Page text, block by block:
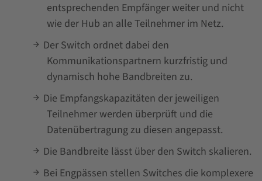
entsprechenden Empfänger weiter und nicht
wie der Hub an alle Teilnehmer im Netz.
Der Switch ordnet dabei den
Kommunikationspartnern kurzfristig und
dynamisch hohe Bandbreiten zu.
Die Empfangskapazitäten der jeweiligen
Teilnehmer werden überprüft und die
Datenübertragung zu diesen angepasst.
Die Bandbreite lässt über den Switch skalieren.
Bei Engpässen stellen Switches die komplexere